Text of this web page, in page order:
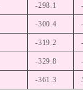
-298.1
-300.4
-319.2
-329.8
-361.3